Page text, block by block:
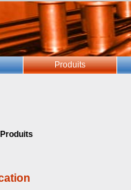
Produits
Produits